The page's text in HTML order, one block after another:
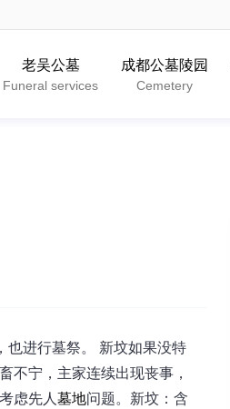
老吴公墓
Funeral services
成都公墓陵园
Cemetery
也进行墓祭。 新坟如果没特
不宁，主家连续出现丧事，
虑先人 墓地问题。新坟：含